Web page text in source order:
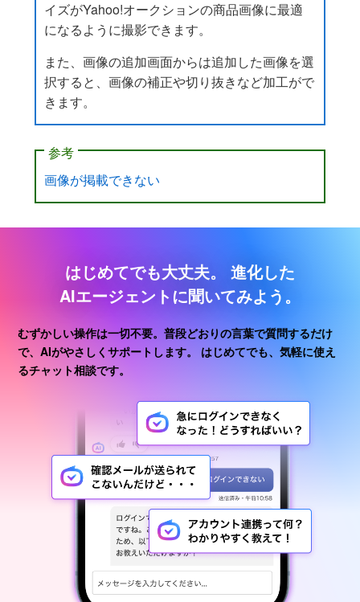
イズがYahoo!オークションの商品画像に最適
になるように撮影できます。
また、画像の追加画面からは追加した画像を選
択すると、画像の補正や切り抜きなど加工がで
きます。
参考
画像が掲載できない
はじめてでも大丈夫。
進化した
AIエージェントに聞いてみよう。
むずかしい操作は一切不要。普段どおりの言葉で質問するだけ
で、AIがやさしくサポートします。
はじめてでも、気軽に使え
るチャット相談です。